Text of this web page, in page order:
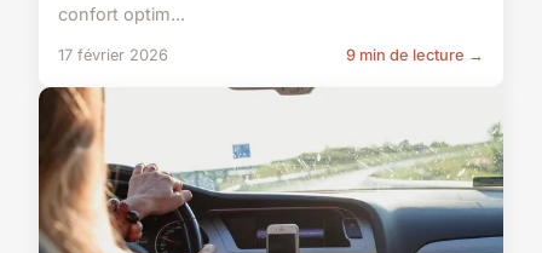
confort optim...
17 février 2026 9 min de lecture →